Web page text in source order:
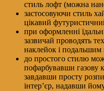
стиль лофт (можна
застосовуючи стиль
цікавий
при оформленні
зазвичай проводять
наклейок і подальшим
до простого стилю
пофарбувавши газову
завдавши просту
інтер’єр, надавши